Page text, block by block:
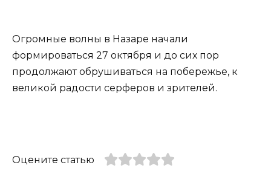
Огромные волны в Назаре начали
формироваться 27 октября и до сих пор
продолжают обрушиваться на побережье, к
великой радости серферов и зрителей.
Оцените статью